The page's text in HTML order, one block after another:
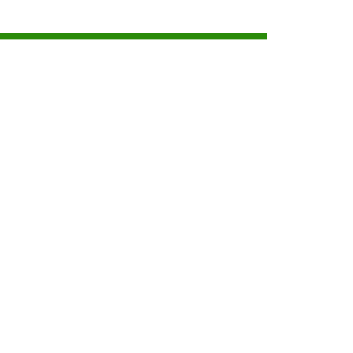
công suất hút trực tiếp tùy chọn một cách dễ dàng
kính cường lực siêu bền chắc chắn cùng với các